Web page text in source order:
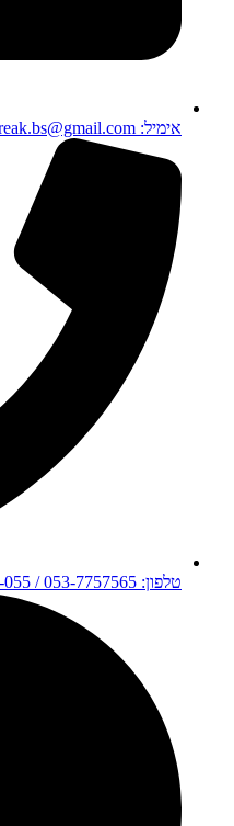
אימיל: bikefreak.bs@gmail.com
טלפון: 053-7757565 / 052-2416-055